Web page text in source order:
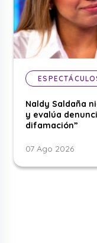
Naldy Saldaña
y evalúa
difamación”
07 Ago 2026